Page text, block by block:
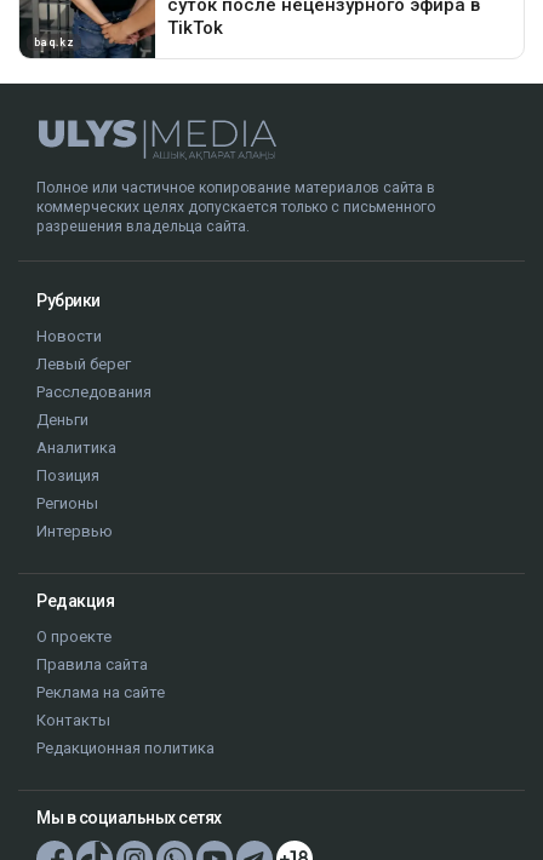
Полное или частичное копирование материалов сайта в
коммерческих целях допускается только с письменного
разрешения владельца сайта.
Рубрики
Новости
Левый берег
Расследования
Деньги
Аналитика
Позиция
Регионы
Интервью
Редакция
О проекте
Правила сайта
Реклама на сайте
Контакты
Редакционная политика
Мы в социальных сетях